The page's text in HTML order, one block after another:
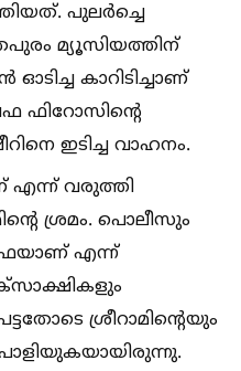
പുലര്‍ച്ചെ
മ്യൂസിയത്തിന്
ഓടിച്ച കാറിടിച്ചാണ്
ഫിറോസിന്റെ
ഇടിച്ച വാഹനം.
എന്ന് വരുത്തി
ശ്രമം. പൊലീസും
എന്ന്
ശ്രീറാമിന്റെയും